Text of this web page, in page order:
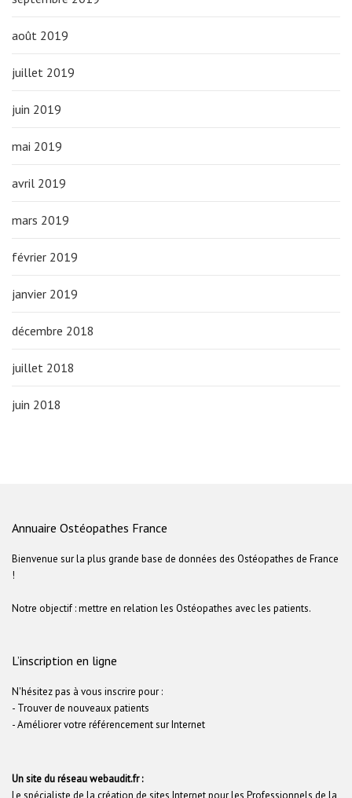
août 2019
juillet 2019
juin 2019
mai 2019
avril 2019
mars 2019
février 2019
janvier 2019
décembre 2018
juillet 2018
juin 2018
Annuaire Ostéopathes France
Bienvenue sur la plus grande base de données des Ostéopathes de France
!
Notre objectif : mettre en relation les Ostéopathes avec les patients.
L’inscription en ligne
N'hésitez pas à vous inscrire pour :
- Trouver de nouveaux patients
- Améliorer votre référencement sur Internet
Un site du réseau webaudit.fr :
Le spécialiste de la création de sites Internet pour les Professionnels de la